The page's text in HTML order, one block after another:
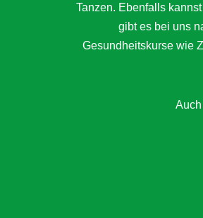
Tanzen. Ebenfalls
gibt es bei uns
Gesundheitskurse wie